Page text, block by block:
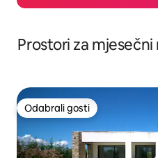
Prostori za
Odabrali gosti
Odabrali gosti